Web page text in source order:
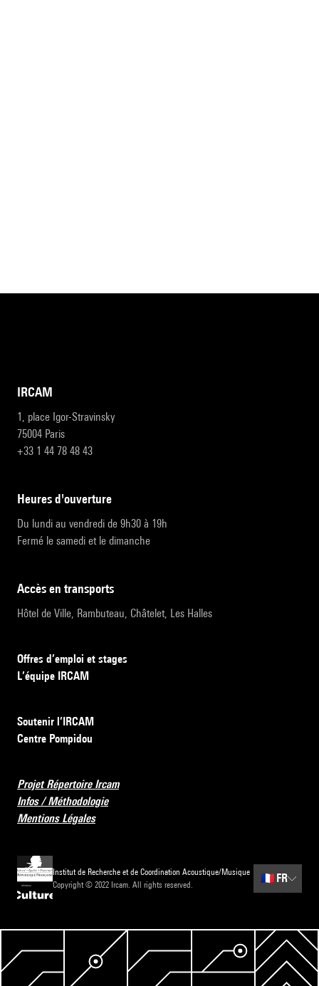
IRCAM
1, place Igor-Stravinsky
75004 Paris
+33 1 44 78 48 43
heures d'ouverture
Du lundi au vendredi de 9h30 à 19h
Fermé le samedi et le dimanche
accès en transports
Hôtel de Ville, Rambuteau, Châtelet, Les Halles
Offres d’emploi et stages
L’équipe IRCAM
Soutenir l’IRCAM
Centre Pompidou
Projet Répertoire Ircam
Infos / Méthodologie
Mentions Légales
Institut de Recherche et de Coordination Acoustique/Musique
Copyright © 2022 Ircam. All rights reserved.
🇫🇷 FR